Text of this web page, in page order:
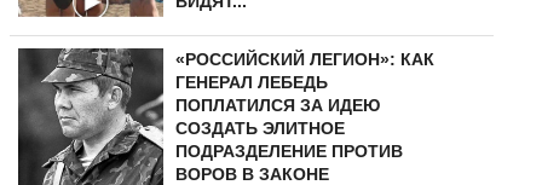
«РОССИЙСКИЙ ЛЕГИОН»: КАК
ГЕНЕРАЛ ЛЕБЕДЬ
ПОПЛАТИЛСЯ ЗА ИДЕЮ
СОЗДАТЬ ЭЛИТНОЕ
ПОДРАЗДЕЛЕНИЕ ПРОТИВ
ВОРОВ В ЗАКОНЕ